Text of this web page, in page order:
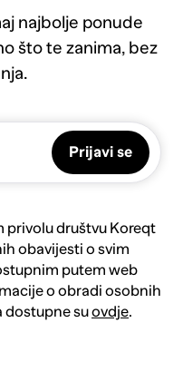
najbolje ponude
što te zanima, bez
Prijavi se
privolu društvu Koreqt
obavijesti o svim
putem web
o obradi osobnih
dostupne suovdje.